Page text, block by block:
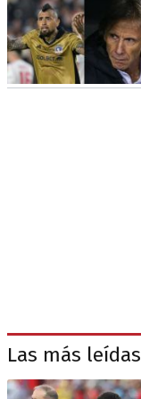
Las más leídas